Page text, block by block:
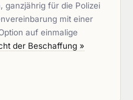
ganzjährig für die Polizei
mit einer
auf einmalige
der Beschaffung »